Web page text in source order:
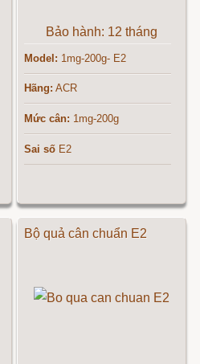
Bảo hành: 12 tháng
Model: 1mg-200g- E2
Hãng: ACR
Mức cân: 1mg-200g
Sai số E2
Bộ quả cân chuẩn E2